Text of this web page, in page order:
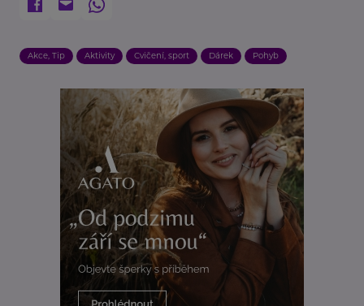
Akce, Tip Aktivity Cvičení, sport Dárek Pohyb